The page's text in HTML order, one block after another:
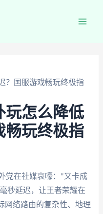
？国服游戏畅玩终极指
玩怎么降低
畅玩终极指
党在社媒哀嚎："又卡成
秒延迟，让王者荣耀在
网络路由的复杂性、地理